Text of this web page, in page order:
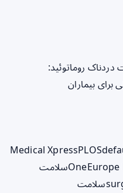
روماتوئید:
برای بیماران
Medical XpressPLOS
OneEurope
سلامت
سلامت